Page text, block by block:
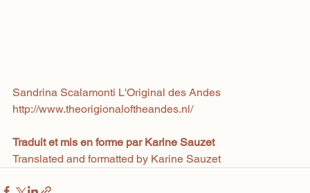
Sandrina Scalamonti L'Original des Andes
http://www.theorigionaloftheandes.nl/
Traduit et mis en forme par Karine Sauzet
Translated and formatted by Karine Sauzet